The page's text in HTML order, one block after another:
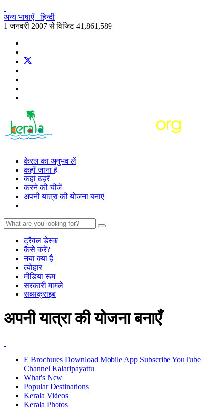
अन्य भाषाएँ हिन्दी
1 जनवरी 2007 से विजिट41,861,589
केरल का अनुभव लें
कहाँ जाना है
कहां ठहरें
करने की चीजें
अपनी यात्रा की योजना बनाएं
ट्रैवल डेस्क
कैसे करें?
नया क्या है
त्योहार
मीडिया रूम
सरकारी मामले
सब्सक्राइब
अपनी यात्रा की योजना बनाएँ
E Brochures Download Mobile App Subscribe YouTube
Channel Kalaripayattu
What's New
Popular Destinations
Kerala Videos
Kerala Photos